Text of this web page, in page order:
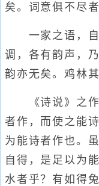
矣。词意俱不尽
一家之语，自
调，各有韵声，
韵亦无矣。鸡林其
《诗说》之作
者作，而使之能
为能诗者作也。
自得，是足以为
水者乎？有如得